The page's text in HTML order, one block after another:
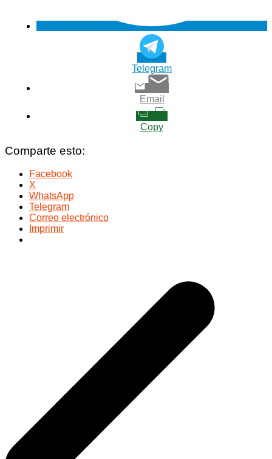
Telegram
Email
Copy
Comparte esto:
Facebook
X
WhatsApp
Telegram
Correo electrónico
Imprimir